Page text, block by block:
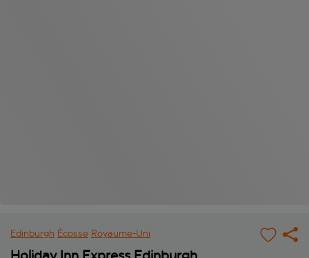
Edinburgh Écosse Royaume-Uni